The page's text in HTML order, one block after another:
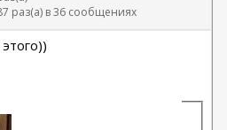
раз(а) в 36 сообщениях